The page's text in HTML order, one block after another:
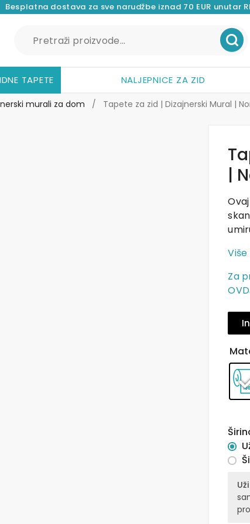
Besplatna dostava za sve narudžbe iznad 70 EUR unutar
TAPETE NALJEPNICE ZA ZID
murali za dom / Tapete za zid | Dizajnerski Mural |
|
Za